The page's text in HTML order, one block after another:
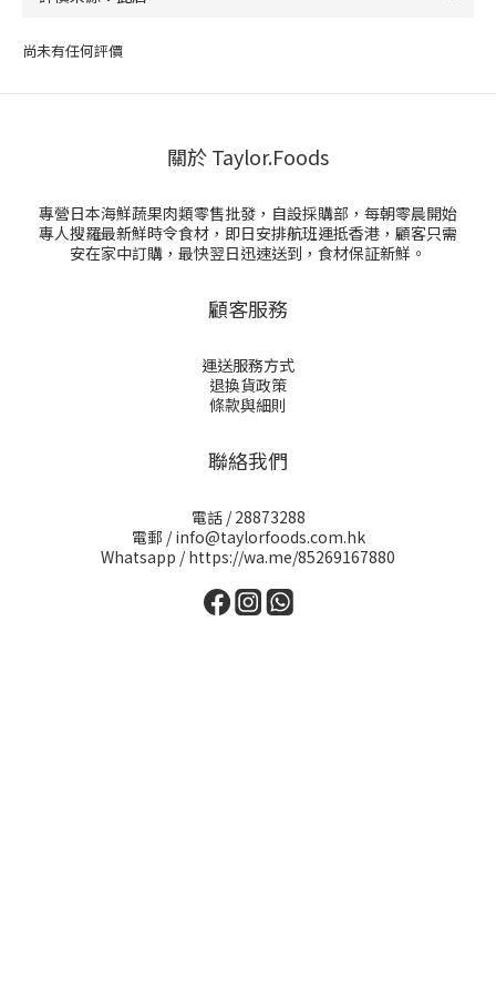
尚未有任何評價
關於 Taylor.Foods
專營日本海鮮蔬果肉類零售批發，自設採購部，每朝零晨開始
專人搜羅最新鮮時令食材，即日安排航班運抵香港，顧客只需
安在家中訂購，最快翌日迅速送到，食材保証新鮮。
顧客服務
運送服務方式
退換貨政策
條款與細則
聯絡我們
電話 / 28873288
電郵 / info@taylorfoods.com.hk
Whatsapp / https://wa.me/85269167880